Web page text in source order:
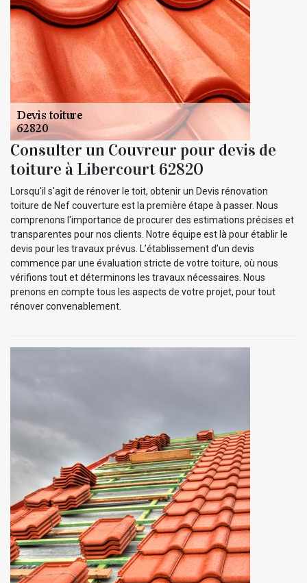
Consulter un Couvreur pour devis de
toiture à Libercourt 62820
Lorsqu'il s'agit de rénover le toit, obtenir un Devis rénovation
toiture de Nef couverture est la première étape à passer. Nous
comprenons l'importance de procurer des estimations précises et
transparentes pour nos clients. Notre équipe est là pour établir le
devis pour les travaux prévus. L’établissement d’un devis
commence par une évaluation stricte de votre toiture, où nous
vérifions tout et déterminons les travaux nécessaires. Nous
prenons en compte tous les aspects de votre projet, pour tout
rénover convenablement.